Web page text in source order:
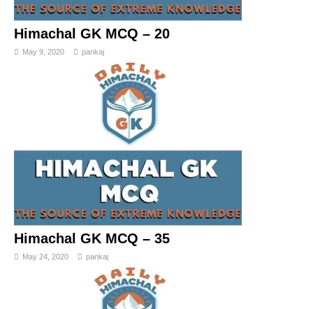
Himachal GK MCQ – 20
May 9, 2020 pankaj
Himachal GK MCQ – 35
May 24, 2020 pankaj